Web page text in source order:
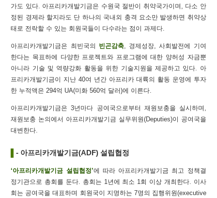
가도 있다. 아프리카개발기금은 수원국 절반이 취약국가이며, 다소 안
정된 경제라 할지라도 단 하나의 국내외 충격 요소만 발생하면 취약상
태로 전락할 수 있는 회원국들이 다수라는 점이 과제다.
아프리카개발기금은 최빈국의 빈곤감축, 경제성장, 사회발전에 기여
한다는 목표하에 다양한 프로젝트와 프로그램에 대한 양허성 자금뿐
아니라 기술 및 역량강화 활동을 위한 기술지원을 제공하고 있다. 아
프리카개발기금이 지난 40여 년간 아프리카 대륙의 활동 운영에 투자
한 누적액은 294억 UA(미화 560억 달러)에 이른다.
아프리카개발기금은 3년마다 공여국으로부터 재원보충을 실시하며,
재원보충 논의에서 아프리카개발기금 실무위원(Deputies)이 공여국을
대변한다.
- 아프리카개발기금(ADF) 설립협정
‘아프리카개발기금 설립협정’에 따라 아프리카개발기금 최고 정책결
정기관으로 총회를 둔다. 총회는 1년에 최소 1회 이상 개최한다. 이사
회는 공여국을 대표하며 회원국이 지명하는 7명의 집행위원(executive